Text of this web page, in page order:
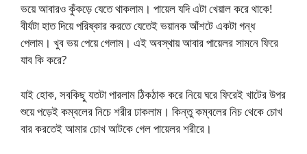
ভয়ে আবারও কুঁকড়ে যেতে থাকলাম। পায়েল যদি এটা খেয়াল করে থাকে!
বীর্যটা হাত দিয়ে পরিষ্কার করতে যেতেই ভয়ানক আঁশটে একটা গন্ধ
পেলাম। খুব ভয় পেয়ে গেলাম। এই অবস্থায় আবার পায়েলর সামনে ফিরে
যাব কি করে?
যাই হোক, সবকিছু যতটা পারলাম ঠিকঠাক করে নিয়ে ঘরে ফিরেই খাটের উপর
শুয়ে পড়েই কম্বলের নিচে শরীর ঢাকলাম। কিন্তু কম্বলের নিচ থেকে চোখ
বার করতেই আমার চোখ আটকে গেল পায়েলর শরীরে।